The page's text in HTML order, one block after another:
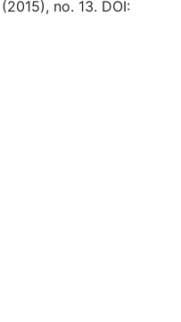
no. 13. DOI: